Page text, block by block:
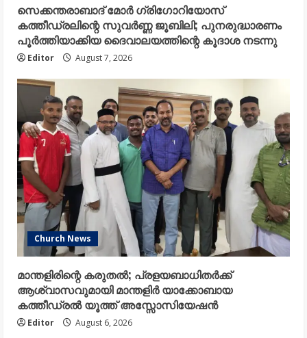
സെക്കന്തരാബാദ് മോർ ഗ്രിഗോറിയോസ്
കത്തീഡ്രലിന്റെ സുവർണ്ണ ജൂബിലി; പുനരുദ്ധാരണം
പൂർത്തിയാക്കിയ ദൈവാലയത്തിന്റെ കൂദാശ നടന്നു
Editor August 7, 2026
Church News
മാന്തളിരിന്റെ കരുതൽ; പ്രളയബാധിതർക്ക്
ആശ്വാസവുമായി മാന്തളിർ യാക്കോബായ
കത്തീഡ്രൽ യൂത്ത് അസ്സോസിയേഷൻ
Editor August 6, 2026